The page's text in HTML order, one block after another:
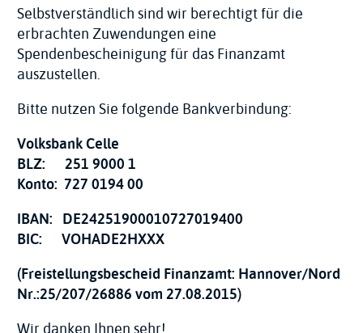
Selbstverständlich sind wir berechtigt für die
erbrachten Zuwendungen eine
Spendenbescheinigung für das Finanzamt
auszustellen.
Bitte nutzen Sie folgende Bankverbindung:
Volksbank Celle
BLZ: 251 9000 1
Konto: 727 0194 00
IBAN: DE24251900010727019400
BIC: VOHADE2HXXX
(Freistellungsbescheid Finanzamt: Hannover/Nord
Nr.:25/207/26886 vom 27.08.2015)
Wir danken Ihnen sehr!